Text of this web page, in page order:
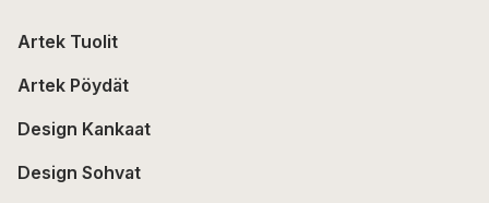
Artek Tuolit
Artek Pöydät
Design Kankaat
Design Sohvat